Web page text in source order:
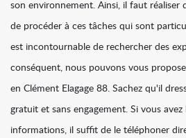
son environnement. Ainsi, il faut réaliser
de procéder à ces tâches qui sont
est incontournable de rechercher des
conséquent, nous pouvons vous
en Clément Elagage 88. Sachez qu'il
gratuit et sans engagement. Si vous
informations, il suffit de le téléphoner